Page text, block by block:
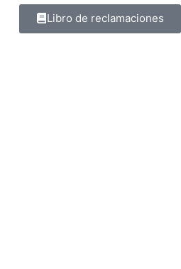
Libro de reclamaciones